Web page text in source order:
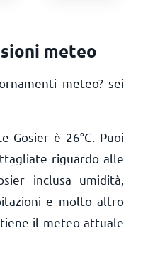
meteo
meteo? sei
Gosier è 26°C . Puoi
riguardo alle
inclusa umidità,
e molto altro
il meteo attuale